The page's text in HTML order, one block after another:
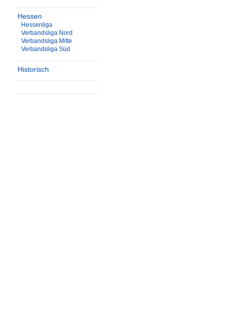
Hessen
Hessenliga
Verbandsliga Nord
Verbandsliga Mitte
Verbandsliga Süd
Historisch